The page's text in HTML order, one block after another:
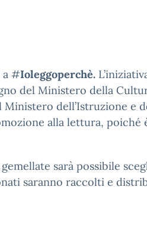
a #Ioleggoperchè.
del Ministero della
dell’Istruzione e
alla lettura, poiché
sarà possibile
saranno raccolti e